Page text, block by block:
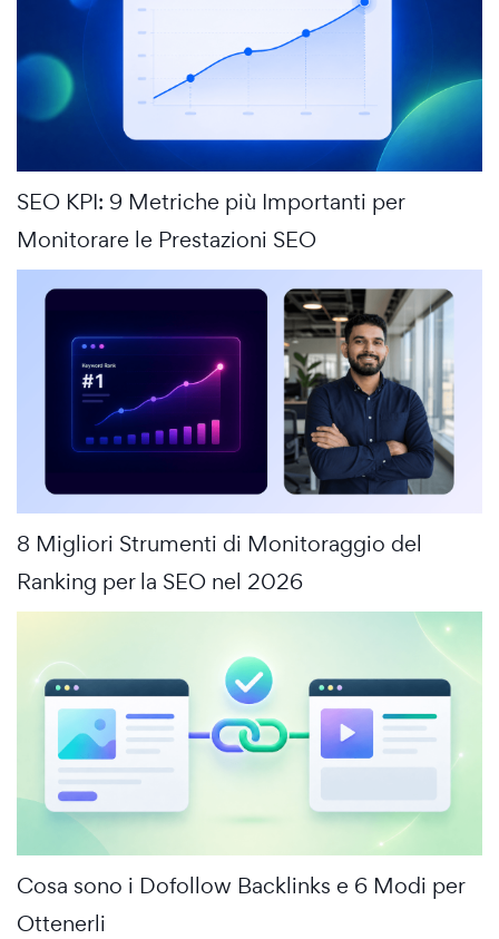
SEO KPI: 9 Metriche più Importanti per
Monitorare le Prestazioni SEO
8 Migliori Strumenti di Monitoraggio del
Ranking per la SEO nel 2026
Cosa sono i Dofollow Backlinks e 6 Modi per
Ottenerli